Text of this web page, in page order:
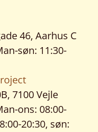
46, Aarhus C
søn: 11:30-
7100 Vejle
ons: 08:00-
20:30, søn: